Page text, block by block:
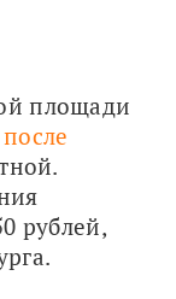
рублей,